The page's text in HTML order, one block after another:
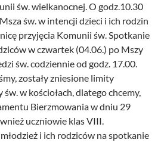
św. wielkanocnej. O godz.10.30
św. w intencji dzieci i ich rodzin
przyjęcia Komunii św. Spotkanie
w czwartek (04.06.) po Mszy
św. codziennie od godz. 17.00.
zostały zniesione limity
w kościołach, dlatego chcemy,
Bierzmowania w dniu 29
uczniowie klas VIII.
i ich rodziców na spotkanie